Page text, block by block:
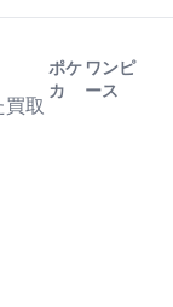
取
ポケ
カ
ワンピ
ース